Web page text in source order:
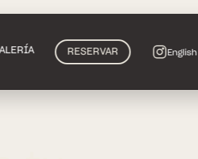
RESERVAR English